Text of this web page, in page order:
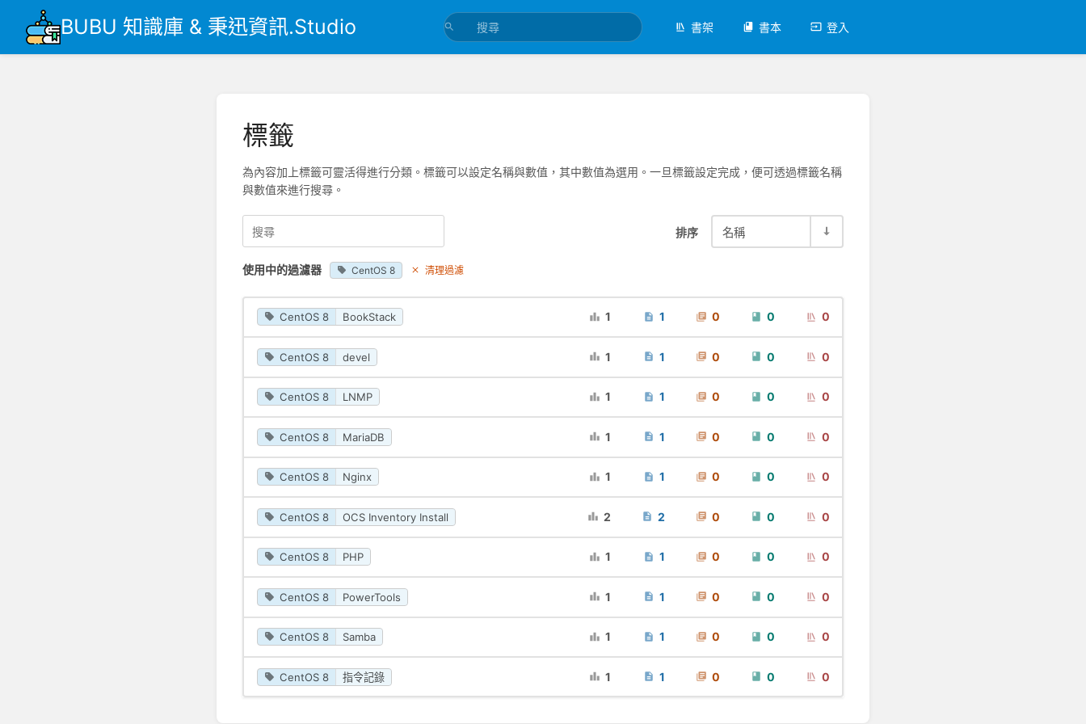
BUBU 知識庫 & 秉迅資訊.Studio 書架 書本 登入
標籤
為內容加上標籤可靈活得進行分類。標籤可以設定名稱與數值，其中數值為選用。一旦標籤設定完成，便可透過標籤名稱
與數值來進行搜尋。
排序 名稱
使用中的過濾器 CentOS 8 清理過濾
CentOS 8 BookStack 1 1 0 0 0
CentOS 8 devel 1 1 0 0 0
CentOS 8 LNMP 1 1 0 0 0
CentOS 8 MariaDB 1 1 0 0 0
CentOS 8 Nginx 1 1 0 0 0
CentOS 8 OCS Inventory Install 2 2 0 0 0
CentOS 8 PHP 1 1 0 0 0
CentOS 8 PowerTools 1 1 0 0 0
CentOS 8 Samba 1 1 0 0 0
CentOS 8 指令記錄 1 1 0 0 0